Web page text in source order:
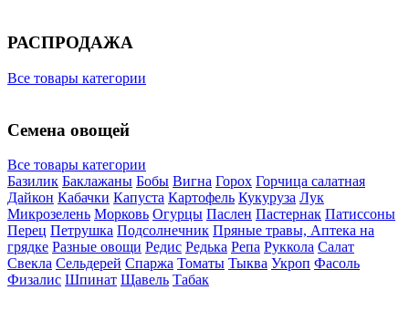
РАСПРОДАЖА
Все товары категории
Семена овощей
Все товары категории
Базилик Баклажаны Бобы Вигна Горох Горчица салатная
Дайкон Кабачки Капуста Картофель Кукуруза Лук
Микрозелень Морковь Огурцы Паслен Пастернак Патиссоны
Перец Петрушка Подсолнечник Пряные травы, Аптека на
грядке Разные овощи Редис Редька Репа Руккола Салат
Свекла Сельдерей Спаржа Томаты Тыква Укроп Фасоль
Физалис Шпинат Щавель Табак